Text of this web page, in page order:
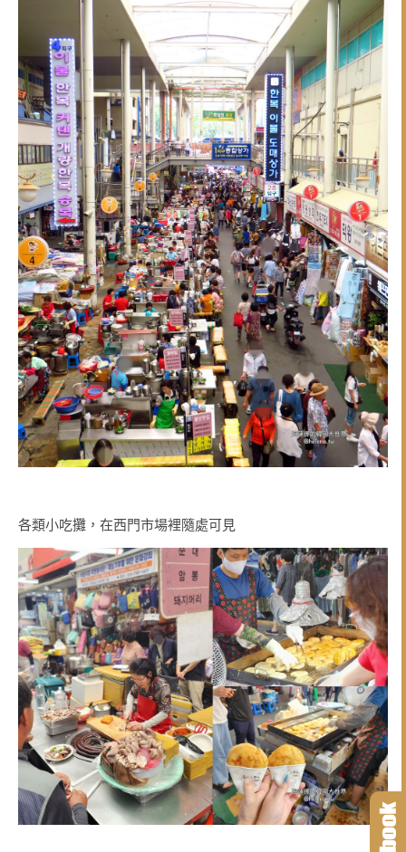
各類小吃攤，在西門市場裡隨處可見